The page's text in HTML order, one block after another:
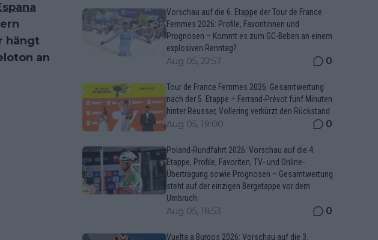
hängt
an
Vorschau auf die 6. Etappe der Tour de France
Femmes 2026: Profile, Favoritinnen und
Prognosen – Kommt es zum GC-Beben an einem
explosiven Renntag?
Aug 05, 22:57 0
Tour de France Femmes 2026: Gesamtwertung
nach der 5. Etappe – Ferrand-Prévot fünf Minuten
hinter Reusser, Vollering verkürzt den Rückstand
Aug 05, 19:00 0
Poland-Rundfahrt 2026: Vorschau auf die 4.
Etappe, Profile, Favoriten, TV- und Online-
Übertragung sowie Prognosen – Gesamtwertung
steht auf der einzigen Bergetappe vor dem
Umbruch
Aug 05, 18:53 0
Vuelta a Burgos 2026: Vorschau auf die 3.